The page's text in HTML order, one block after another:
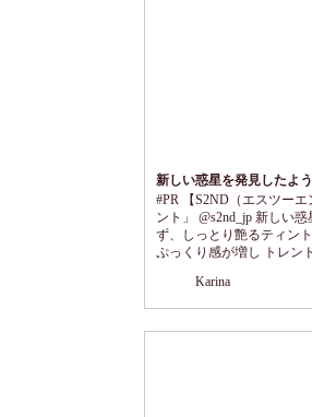
新しい惑星を発見したよ
#PR 【S2ND（エスツー
ント」 @s2nd_jp 新しい
ず、しっとり艶るティン
ぷっくり感が増し トレン
い！ つけたての艶感が良
ープラネット！ これか
クできそうです。 通常で
Karina